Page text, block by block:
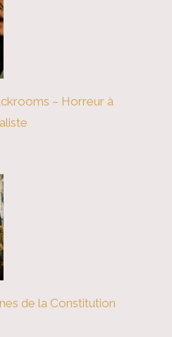
– Horreur à
de la Constitution